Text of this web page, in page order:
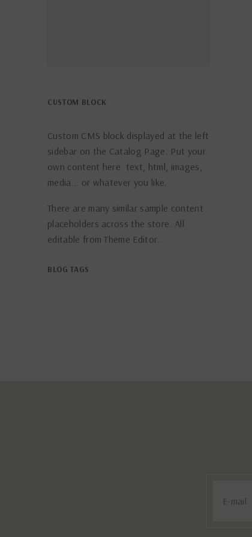
CUSTOM BLOCK
Custom CMS block displayed at the left
sidebar on the Catalog Page. Put your
own content here: text, html, images,
media... or whatever you like.
There are many similar sample content
placeholders across the store. All
editable from Theme Editor.
BLOG TAGS